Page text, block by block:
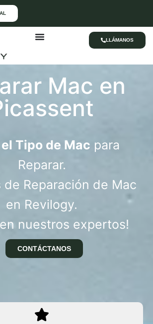
LLÁMANOS
Mac en
Tipo de Mac para
Reparar.
de Reparación de Mac
en Revilogy.
nuestros expertos!
CONTÁCTANOS